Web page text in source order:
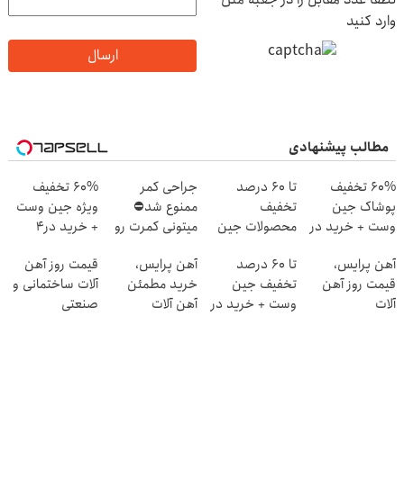
وارد کنید
ارسال
مطالب پیشنهادی
60% تخفیف
پوشاک جین
وست + خرید در
تا 60 درصد
تخفیف
محصولات جین
4 قسط
جراحی کمر
ممنوع شد⛔
میتونی کمرت رو
کنی! 👈🏻
پرسش‌نامه
60% تخفیف
ویژه جین وست
+ خرید در4
آهن پرایس،
قیمت روز آهن
آلات
تا 60 درصد
تخفیف جین
وست + خرید در
آهن پرایس،
خرید مطمئن
آهن آلات
قیمت روز آهن
آلات ساختمانی و
صنعتی